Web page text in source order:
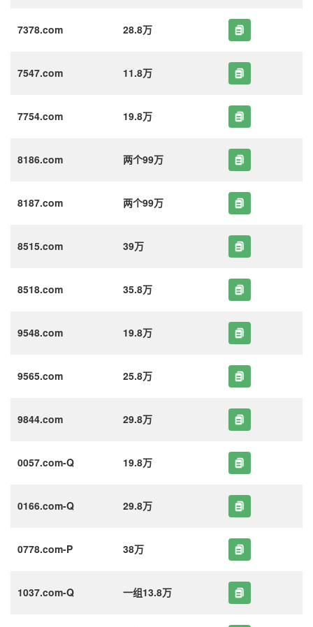
7378.com 28.8万
7547.com 11.8万
7754.com 19.8万
8186.com 两个99万
8187.com 两个99万
8515.com 39万
8518.com 35.8万
9548.com 19.8万
9565.com 25.8万
9844.com 29.8万
0057.com-Q 19.8万
0166.com-Q 29.8万
0778.com-P 38万
1037.com-Q 一组13.8万